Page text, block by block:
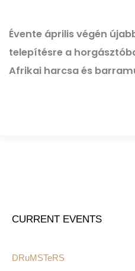
Évente április végén
telepítésre a
Afrikai harcsa és
CURRENT EVENTS
DRuMSTeRS